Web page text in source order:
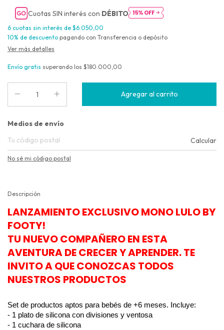
Cuotas SIN interés con DÉBITO
6 cuotas sin interés de $6.050,00
10% de descuento pagando con Transferencia o depósito
Ver más detalles
Envío gratis superando los $180.000,00
Entregas para el CP:
Medios de envío
Calcular
No sé mi código postal
Descripción
LANZAMIENTO EXCLUSIVO MONO LULO BY
FOOTY!
TU NUEVO COMPAÑERO EN ESTA
AVENTURA DE CRECER Y APRENDER. TE
INVITO A QUE CONOZCAS TODOS
NUESTROS PRODUCTOS
Set de productos aptos para bebés de +6 meses. Incluye:
- 1 plato de silicona con divisiones y ventosa
- 1 cuchara de silicona